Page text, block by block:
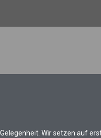
Wir setzen auf